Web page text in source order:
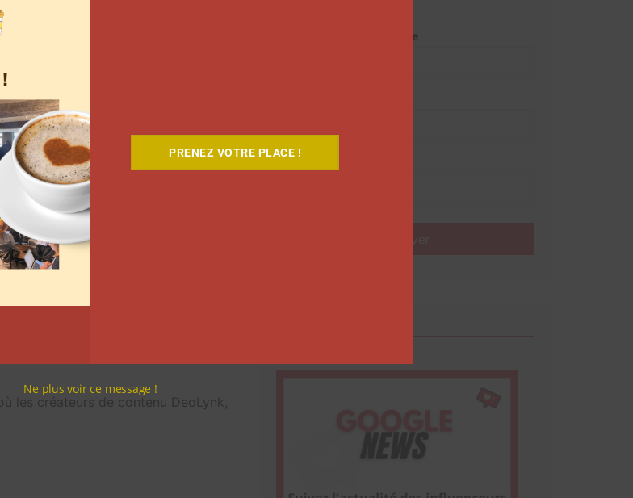
comme l’échange de
susciter des critiques. Ce qui
s’élargit et que le regard
aux adultes”. À cela s’ajoute la
de professionnalisme, ses
il se met à dos une
Letter, un jeu vidéo inspiré de
après que son créateur a reçu
sur les créateurs de contenu.
Il a aussi prouvé qu’un jeu
en ligne. Aujourd’hui, le
créé du contenu dessus, il reste un
se dessine à travers les
les créateurs de contenu DeoLynk,
Adresse de messagerie
PRENEZ VOTRE PLACE !
Ne plus voir ce message !